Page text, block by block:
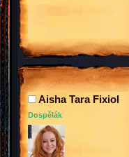
Aisha Tara Fixiol
Dospělák